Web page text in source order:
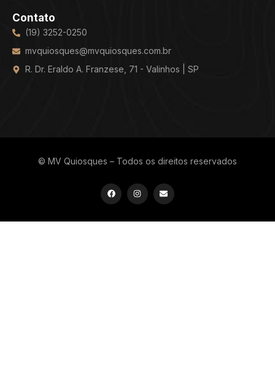
Contato
(19) 3252-0250
mvquiosques@mvquiosques.com.br
R. Dr. Eraldo A. Franzese, 71 - Valinhos | SP
© MV Quiosques – Todos os direitos reservados